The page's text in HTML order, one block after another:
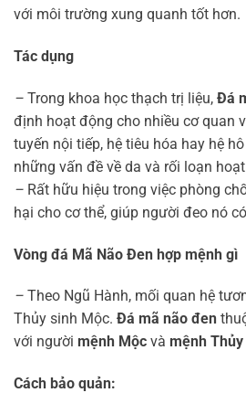
với môi trường xung quanh tốt hơn.
Tác dụng
– Trong khoa học thạch trị liệu, Đá
định hoạt động cho nhiều cơ quan
tuyến nội tiếp, hệ tiêu hóa hay hệ
những vấn đề về da và rối loạn
– Rất hữu hiệu trong việc phòng
hại cho cơ thể, giúp người đeo nó
Vòng đá Mã Não Đen hợp mệnh gì
– Theo Ngũ Hành, mối quan hệ
Thủy sinh Mộc. Đá mã não đen
với người mệnh Mộc và mệnh Thủy
Cách bảo quản: